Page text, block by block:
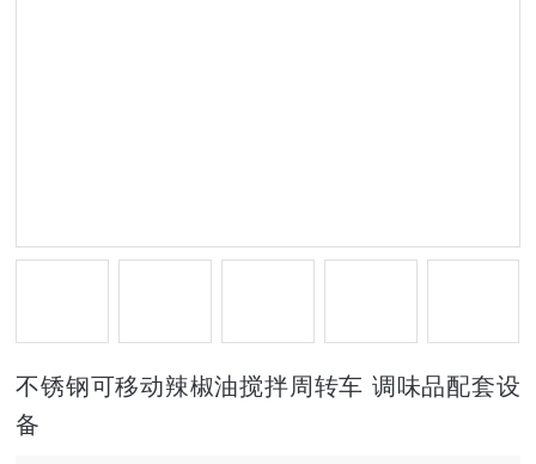
不锈钢可移动辣椒油搅拌周转车 调味品配套设
备